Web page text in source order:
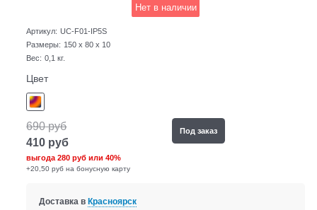
Нет в наличии
Артикул: UC-F01-IP5S
Размеры: 150 x 80 x 10
Вес: 0,1 кг.
Цвет
690 руб
410 руб
выгода280 руб или40%
+20,50 руб на бонусную карту
Под заказ
Доставка в Красноярск